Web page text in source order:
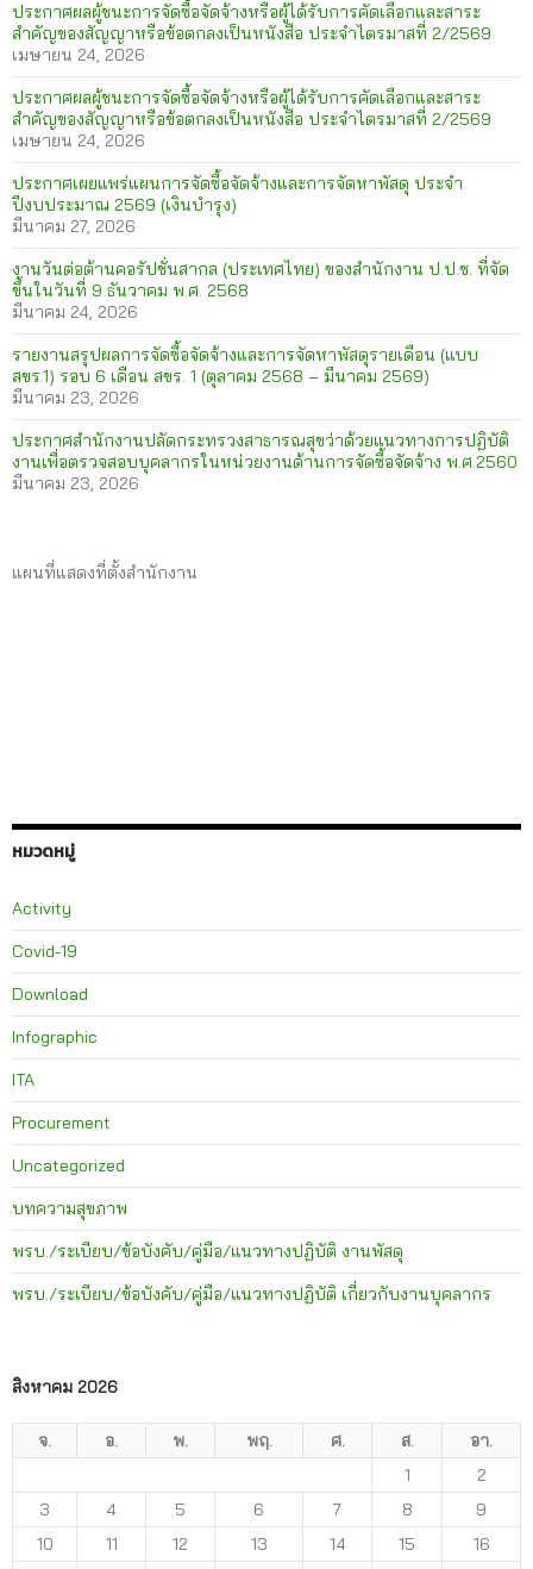
ประกาศผลผู้ชนะการจัดซื้อจัดจ้างหรือผู้ได้รับการคัดเลือกและสาระ
สำคัญของสัญญาหรือข้อตกลงเป็นหนังสือ ประจำไตรมาสที่ 2/2569
เมษายน 24, 2026
ประกาศผลผู้ชนะการจัดซื้อจัดจ้างหรือผู้ได้รับการคัดเลือกและสาระ
สำคัญของสัญญาหรือข้อตกลงเป็นหนังสือ ประจำไตรมาสที่ 2/2569
เมษายน 24, 2026
ประกาศเผยแพร่แผนการจัดซื้อจัดจ้างและการจัดหาพัสดุ ประจำ
ปีงบประมาณ 2569 (เงินบำรุง)
มีนาคม 27, 2026
งานวันต่อต้านคอรัปชั่นสากล (ประเทศไทย) ของสำนักงาน ป.ป.ช. ที่จัด
ขึ้นในวันที่ 9 ธันวาคม พ.ศ. 2568
มีนาคม 24, 2026
รายงานสรุปผลการจัดซื้อจัดจ้างและการจัดหาพัสดุรายเดือน (แบบ
สขร.1) รอบ 6 เดือน สขร. 1 (ตุลาคม 2568 – มีนาคม 2569)
มีนาคม 23, 2026
ประกาศสำนักงานปลัดกระทรวงสาธารณสุขว่าด้วยแนวทางการปฏิบัติ
งานเพื่อตรวจสอบบุคลากรในหน่วยงานด้านการจัดซื้อจัดจ้าง พ.ศ.2560
มีนาคม 23, 2026
แผนที่แสดงที่ตั้งสำนักงาน
หมวดหมู่
Activity
Covid-19
Download
Infographic
ITA
Procurement
Uncategorized
บทความสุขภาพ
พรบ./ระเบียบ/ข้อบังคับ/คู่มือ/แนวทางปฏิบัติ งานพัสดุ
พรบ./ระเบียบ/ข้อบังคับ/คู่มือ/แนวทางปฏิบัติ เกี่ยวกับงานบุคลากร
สิงหาคม 2026
จ. อ. พ. พฤ. ศ. ส.
อา.
1
2
3
4 5 6 7 8
9
10
11 12 13 14 15
16